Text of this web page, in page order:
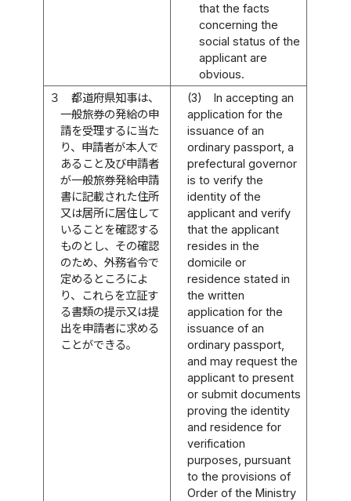
that the facts
concerning the
social status of the
applicant are
obvious.
３
都道府県知事は、
一般旅券の発給の申
請を受理するに当た
り、申請者が本人で
あること及び申請者
が一般旅券発給申請
書に記載された住所
又は居所に居住して
いることを確認する
ものとし、その確認
のため、外務省令で
定めるところによ
り、これらを立証す
る書類の提示又は提
出を申請者に求める
ことができる。
(3)
In accepting an
application for the
issuance of an
ordinary passport, a
prefectural governor
is to verify the
identity of the
applicant and verify
that the applicant
resides in the
domicile or
residence stated in
the written
application for the
issuance of an
ordinary passport,
and may request the
applicant to present
or submit documents
proving the identity
and residence for
verification
purposes, pursuant
to the provisions of
Order of the Ministry